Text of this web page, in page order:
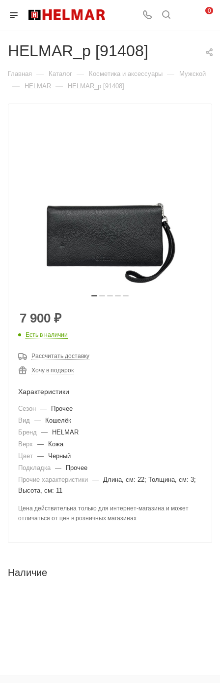
0
HELMAR_p [91408]
Главная — Каталог — Косметика и аксессуары — Мужской
— HELMAR — HELMAR_p [91408]
7 900 ₽
Есть в наличии
Рассчитать доставку
Хочу в подарок
Характеристики
Сезон —
Прочее
Вид
—
Кошелёк
Бренд
—
HELMAR
Верх
—
Кожа
Цвет —
Черный
Подкладка —
Прочее
Прочие характеристики —
Длина, см: 22; Толщина, см: 3;
Высота, см: 11
Цена действительна только для интернет-магазина и может
отличаться от цен в розничных магазинах
Наличие